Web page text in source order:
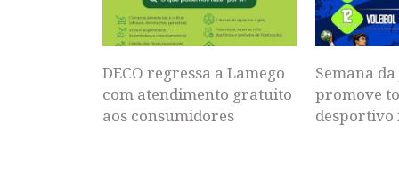
DECO regressa a Lamego
com atendimento gratuito
aos consumidores
Semana
promove